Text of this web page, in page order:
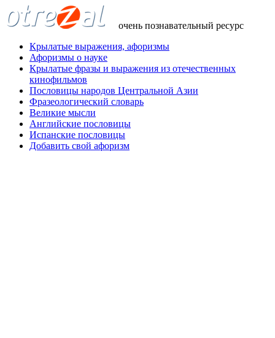
очень познавательный ресурс
Крылатые выражения, афоризмы
Афоризмы о науке
Крылатые фразы и выражения из отечественных
кинофильмов
Пословицы народов Центральной Азии
Фразеологический словарь
Великие мысли
Английские пословицы
Испанские пословицы
Добавить свой афоризм